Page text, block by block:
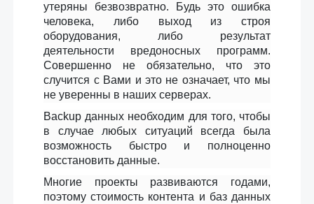
утеряны безвозвратно. Будь это ошибка
человека, либо выход из строя
оборудования, либо результат
деятельности вредоносных программ.
Совершенно не обязательно, что это
случится с Вами и это не означает, что мы
не уверенны в наших серверах.
Backup данных необходим для того, чтобы
в случае любых ситуаций всегда была
возможность быстро и полноценно
восстановить данные.
Многие проекты развиваются годами,
поэтому стоимость контента и баз данных